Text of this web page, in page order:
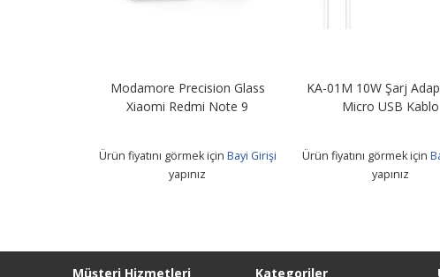
Bayi Girişi
KA-01M 10W Şarj Adaptörü +
Micro USB Kablo
Ürün fiyatını görmek içinBayi Girişi
yapınız
KA-01i 10W Şarj
Lightning USB
Ürün fiyatını
yapınız
Müşteri Hizmetleri Kategoriler